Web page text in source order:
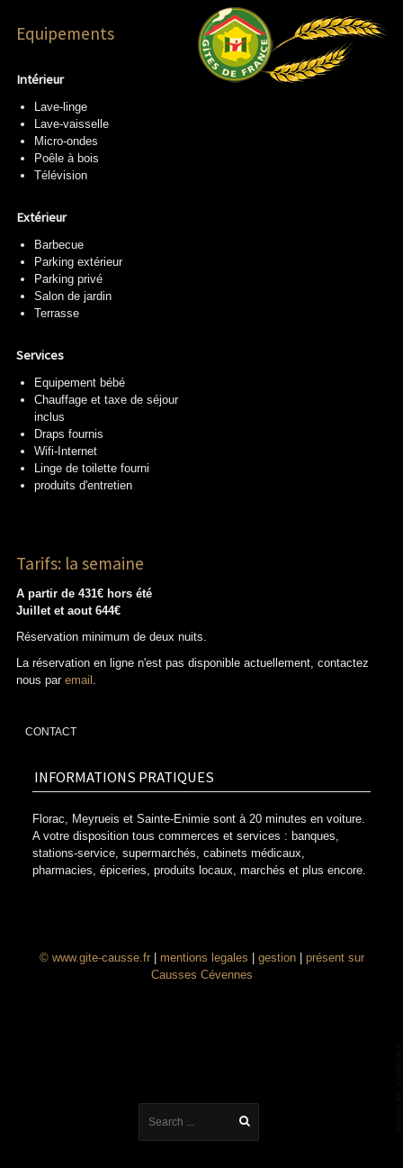
Equipements
Intérieur
Lave-linge
Lave-vaisselle
Micro-ondes
Poêle à bois
Télévision
Extérieur
Barbecue
Parking extérieur
Parking privé
Salon de jardin
Terrasse
Services
Equipement bébé
Chauffage et taxe de séjour
inclus
Draps fournis
Wifi-Internet
Linge de toilette fourni
produits d'entretien
Tarifs: la semaine
A partir de 431€ hors été
Juillet et aout 644€
Réservation minimum de deux nuits.
La réservation en ligne n'est pas disponible actuellement, contactez
nous par email
CONTACT
INFORMATIONS PRATIQUES
Florac, Meyrueis et Sainte-Enimie sont à 20 minutes en voiture.
A votre disposition tous commerces et services : banques,
stations-service, supermarchés, cabinets médicaux,
pharmacies, épiceries, produits locaux, marchés et plus encore.
© www.gite-causse.fr| mentions legales gestion| présent sur
Causses Cévennes